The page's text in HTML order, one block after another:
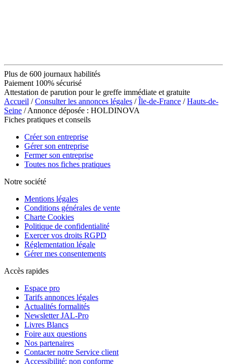
Plus de 600 journaux habilités
Paiement 100% sécurisé
Attestation de parution pour le greffe immédiate et gratuite
Accueil /Consulter les annonces légales /Île-de-France /Hauts-de-
Seine / Annonce déposée : HOLDINOVA
Fiches pratiques et conseils
Créer son entreprise
Gérer son entreprise
Fermer son entreprise
Toutes nos fiches pratiques
Notre société
Mentions légales
Conditions générales de vente
Charte Cookies
Politique de confidentialité
Exercer vos droits RGPD
Réglementation légale
Gérer mes consentements
Accès rapides
Espace pro
Tarifs annonces légales
Actualités formalités
Newsletter JAL-Pro
Livres Blancs
Foire aux questions
Nos partenaires
Contacter notre Service client
Accessibilité: non conforme